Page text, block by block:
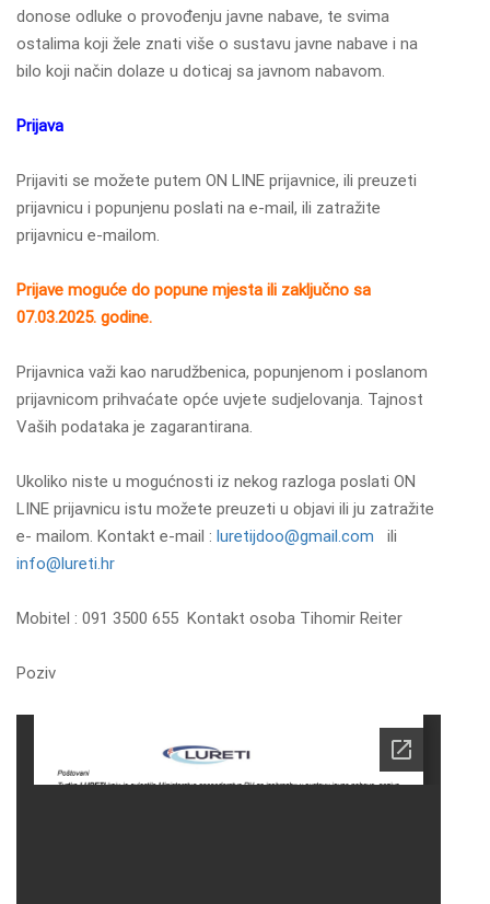
donose odluke o provođenju javne nabave, te svima
ostalima koji žele znati više o sustavu javne nabave i na
bilo koji način dolaze u doticaj sa javnom nabavom.
Prijava
Prijaviti se možete putem ON LINE prijavnice, ili preuzeti
prijavnicu i popunjenu poslati na e-mail, ili zatražite
prijavnicu e-mailom.
Prijave moguće do popune mjesta ili zaključno sa
07.03.2025. godine.
Prijavnica važi kao narudžbenica, popunjenom i poslanom
prijavnicom prihvaćate opće uvjete sudjelovanja. Tajnost
Vaših podataka je zagarantirana.
Ukoliko niste u mogućnosti iz nekog razloga poslati ON
LINE prijavnicu istu možete preuzeti u objavi ili ju zatražite
e- mailom. Kontakt e-mail : luretijdoo@gmail.com ili
info@lureti.hr
Mobitel : 091 3500 655 Kontakt osoba Tihomir Reiter
Poziv